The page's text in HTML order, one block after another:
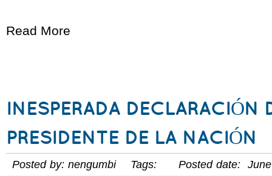
Read More
INESPERADA DECLARACIÓN
PRESIDENTE DE LA NACIÓN
Posted by: nengumbi Tags: Posted date: June